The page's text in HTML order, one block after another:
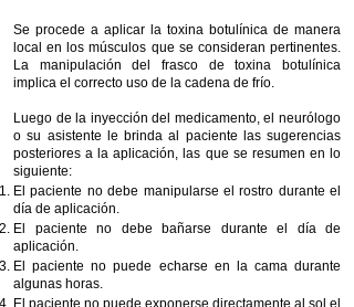
Se procede a aplicar la toxina botulínica de manera
local en los músculos que se consideran pertinentes.
La manipulación del frasco de toxina botulínica
implica el correcto uso de la cadena de frío.
Luego de la inyección del medicamento, el neurólogo
o su asistente le brinda al paciente las sugerencias
posteriores a la aplicación, las que se resumen en lo
siguiente:
El paciente no debe manipularse el rostro durante el
día de aplicación.
El paciente no debe bañarse durante el día de
aplicación.
El paciente no puede echarse en la cama durante
algunas horas.
El paciente no puede exponerse directamente al sol el